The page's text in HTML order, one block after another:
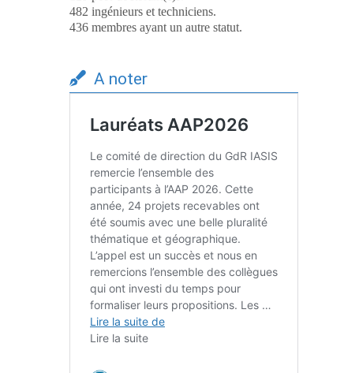
482 ingénieurs et techniciens.
436 membres ayant un autre statut.
A noter